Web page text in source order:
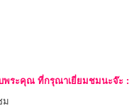
พระคุณ ที่กรุณาเยี่ยมชมนะจ๊ะ :
ม